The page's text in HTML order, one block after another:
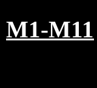
M1-M11